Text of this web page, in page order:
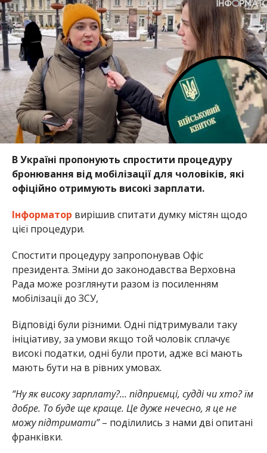
В Україні пропонують спростити процедуру
бронювання від мобілізації для чоловіків, які
офіційно отримують високі зарплати.
Інформатор вирішив спитати думку містян щодо
цієї процедури.
Спостити процедуру запропонував Офіс
президента. Зміни до законодавства Верховна
Рада може розглянути разом із посиленням
мобілізації до ЗСУ,
Відповіді були різними. Одні підтримували таку
ініціативу, за умови якщо той чоловік сплачує
високі податки, одні були проти, адже всі мають
мають бути на в рівних умовах.
“Ну як високу зарплату?… підприємці, судді чи хто? їм
добре. То буде ще краще. Це дуже нечесно, я це не
можу підтримати”– поділились з нами дві опитані
франківки.